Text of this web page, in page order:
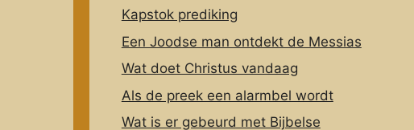
Kapstok prediking
Een Joodse man ontdekt de Messias
Wat doet Christus vandaag
Als de preek een alarmbel wordt
Wat is er gebeurd met Bijbelse